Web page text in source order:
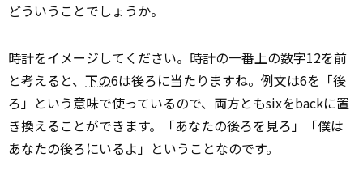
どういうことでしょうか。
時計をイメージしてください。時計の一番上の数字12を前
と考えると、 下の6は後ろに当たりますね。例文は6を「後
ろ」という意味で使っているので、両方ともsixをbackに置
き換えることができます。「あなたの後ろを見ろ」「僕は
あなたの後ろにいるよ」ということなのです。